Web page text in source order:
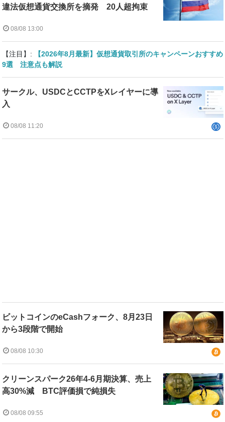
違法仮想通貨交換所を摘発 20人超拘束
08/08 13:00
【注目】:
【2026年8月最新】仮想通貨取引所のキャンペーンおすすめ
9選 注意点も解説
サークル、USDCとCCTPをXレイヤーに導
入
08/08 11:20
ビットコインのeCashフォーク、8月23日
から3段階で開始
08/08 10:30
クリーンスパーク26年4-6月期決算、売上
高30%減 BTC評価損で純損失
08/08 09:55